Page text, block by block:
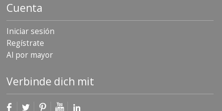
Cuenta
Iniciar sesión
Regístrate
Al por mayor
Verbinde dich mit